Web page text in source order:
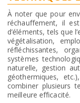
À noter que pour
réchauffement, il
d’éléments, tels que
végétalisation,
réfléchissantes,
systèmes
naturelle, gestion
géothermiques,
combiner plusieurs
meilleure efficacité.